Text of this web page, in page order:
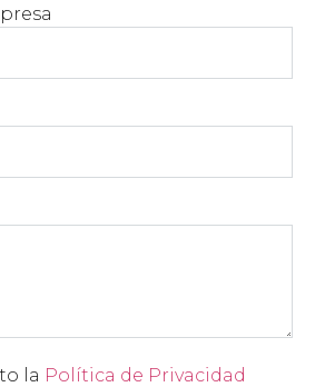
la Política de Privacidad